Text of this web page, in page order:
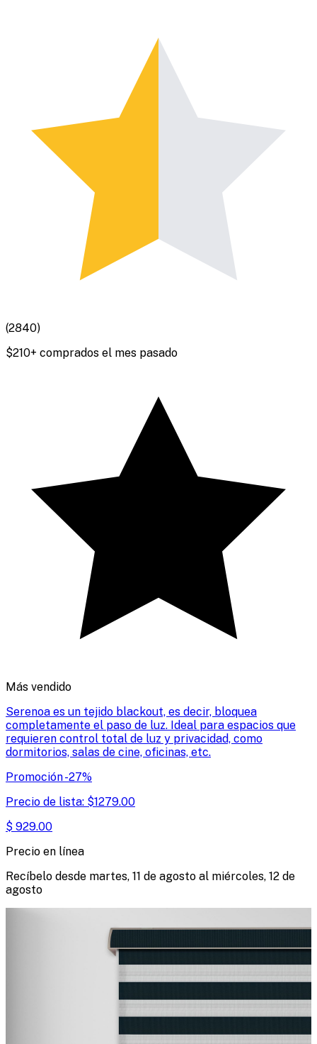
(2840)
$210+ comprados el mes pasado
Más vendido
Serenoa es un tejido blackout, es decir, bloquea
completamente el paso de luz. Ideal para espacios que
requieren control total de luz y privacidad, como
dormitorios, salas de cine, oficinas, etc.
Promoción-27%
Precio de lista: $1279.00
$ 929.00
Precio en línea
Recíbelo desde martes, 11 de agosto al miércoles, 12 de
agosto